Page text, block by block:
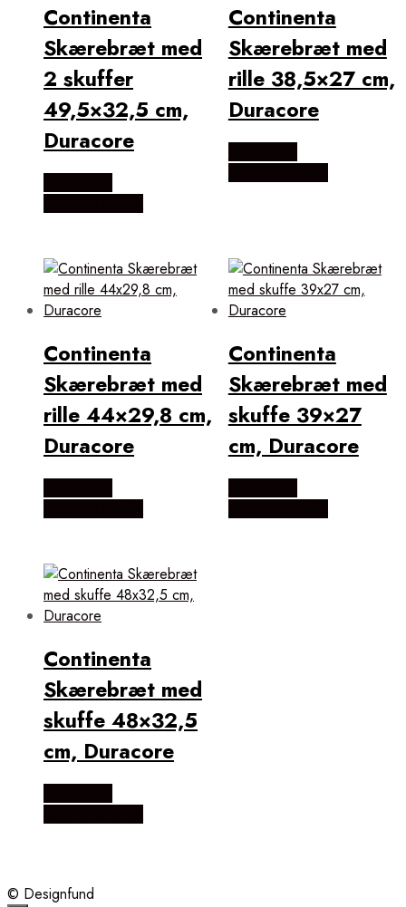
Continenta
Skærebræt med
2 skuffer
49,5×32,5 cm,
Duracore
Continenta
Skærebræt med
rille 38,5×27 cm,
Duracore
Continenta
Skærebræt med
rille 44×29,8 cm,
Duracore
Continenta
Skærebræt med
skuffe 39×27
cm, Duracore
Continenta
Skærebræt med
skuffe 48×32,5
cm, Duracore
© Designfund